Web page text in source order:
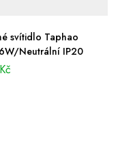
svítidlo Taphao
Neutrální IP20
Kč